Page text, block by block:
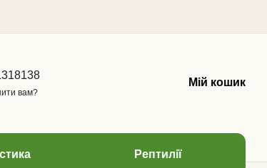
вам?
Мій кошик
Рептилії